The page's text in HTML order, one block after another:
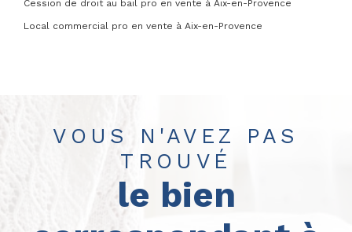
Cession de droit au bail pro en vente à Aix-en-Provence
Local commercial pro en vente à Aix-en-Provence
VOUS N'AVEZ PAS
TROUVÉ
le bien